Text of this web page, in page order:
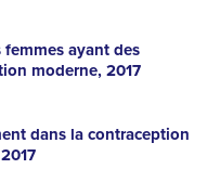
ayant des
moderne, 2017
dans la contraception